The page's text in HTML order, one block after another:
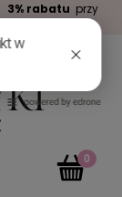
3% rabatu przy